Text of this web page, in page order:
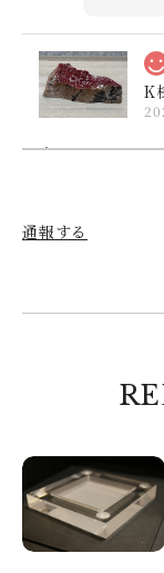
K
本日、届きまし
対応と発送、あ
ので宜しくお願
コメン
しくだ
表 中村
I
通報する